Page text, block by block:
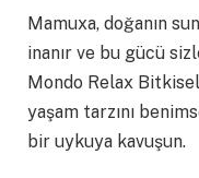
Mamuxa, doğanın
inanır ve bu gücü
Mondo Relax
yaşam tarzını
bir uykuya kavuşun.